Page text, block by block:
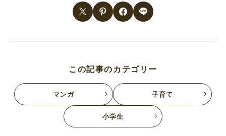
この記事のカテゴリー
マンガ 子育て
小学生